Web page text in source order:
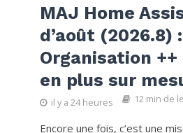
MAJ Home
d’août (2026.8) :
Organisation
en plus sur
il y a 24 heures 12 min de
Encore une fois, c’est une